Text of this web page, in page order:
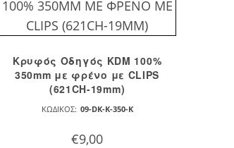
Κρυφός Οδηγός KDM 100%
350mm με φρένο με CLIPS
(621CH-19mm)
ΚΩΔΙΚΌΣ: 09-DK-K-350-K
€9,00